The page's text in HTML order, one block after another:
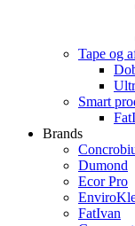
Tape og
Smart
Brands
Dumond
Ecor Pro
FatIvan